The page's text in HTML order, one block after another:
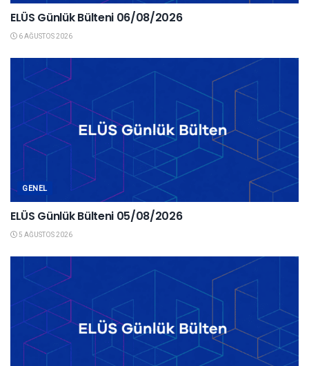
ELÜS Günlük Bülteni 06/08/2026
6 AĞUSTOS 2026
GENEL
ELÜS Günlük Bülteni 05/08/2026
5 AĞUSTOS 2026